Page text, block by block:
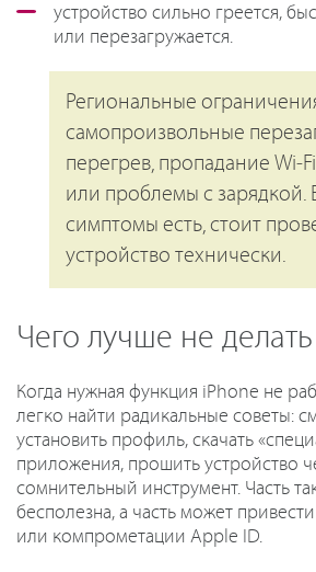
устройство сильно греется,
или перезагружается.
Региональные
самопроизвольные
перегрев, пропадание
или проблемы с зарядкой.
симптомы есть, стоит
устройство технически.
Чего лучше не делать
Когда нужная функция iPhone не
легко найти радикальные советы:
установить профиль, скачать
приложения, прошить устройство
сомнительный инструмент. Часть
бесполезна, а часть может
или компрометации Apple ID.